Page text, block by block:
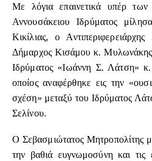
Με λόγια επαινετικά υπέρ
Αννουσάκειου Ιδρύματος
Κικίλιας, ο
Δήμαρχος Κισάμου κ.
Ιδρύματος «Ιωάννη Σ. Λάτση»
οποίος αναφέρθηκε εις την
σχέση» μεταξύ του Ιδρύματος
Σελίνου.
Ο Σεβασμιώτατος Μητροπολίτης
την βαθιά ευγνωμοσύνη και τις